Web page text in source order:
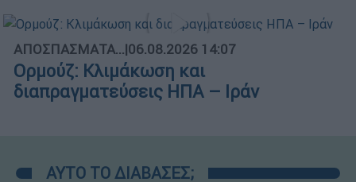
ΑΠΟΣΠΑΣΜΑΤΑ...|06.08.2026 14:07
Ορμούζ: Κλιμάκωση και
διαπραγματεύσεις ΗΠΑ – Ιράν
ΑΥΤΟ ΤΟ ΔΙΑΒΑΣΕΣ;